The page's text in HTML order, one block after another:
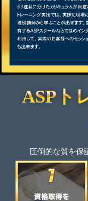
ASPト
圧倒的な質を保